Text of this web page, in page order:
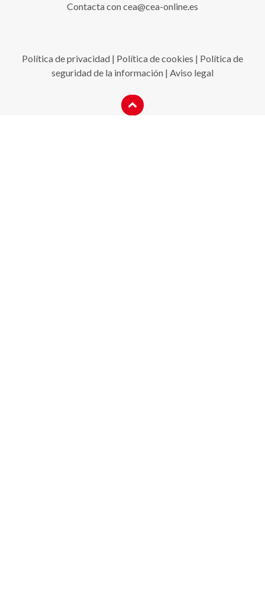
Contacta concea@cea-online.es
Política de privacidad | Política de cookies | Política de
seguridad de la información | Aviso legal